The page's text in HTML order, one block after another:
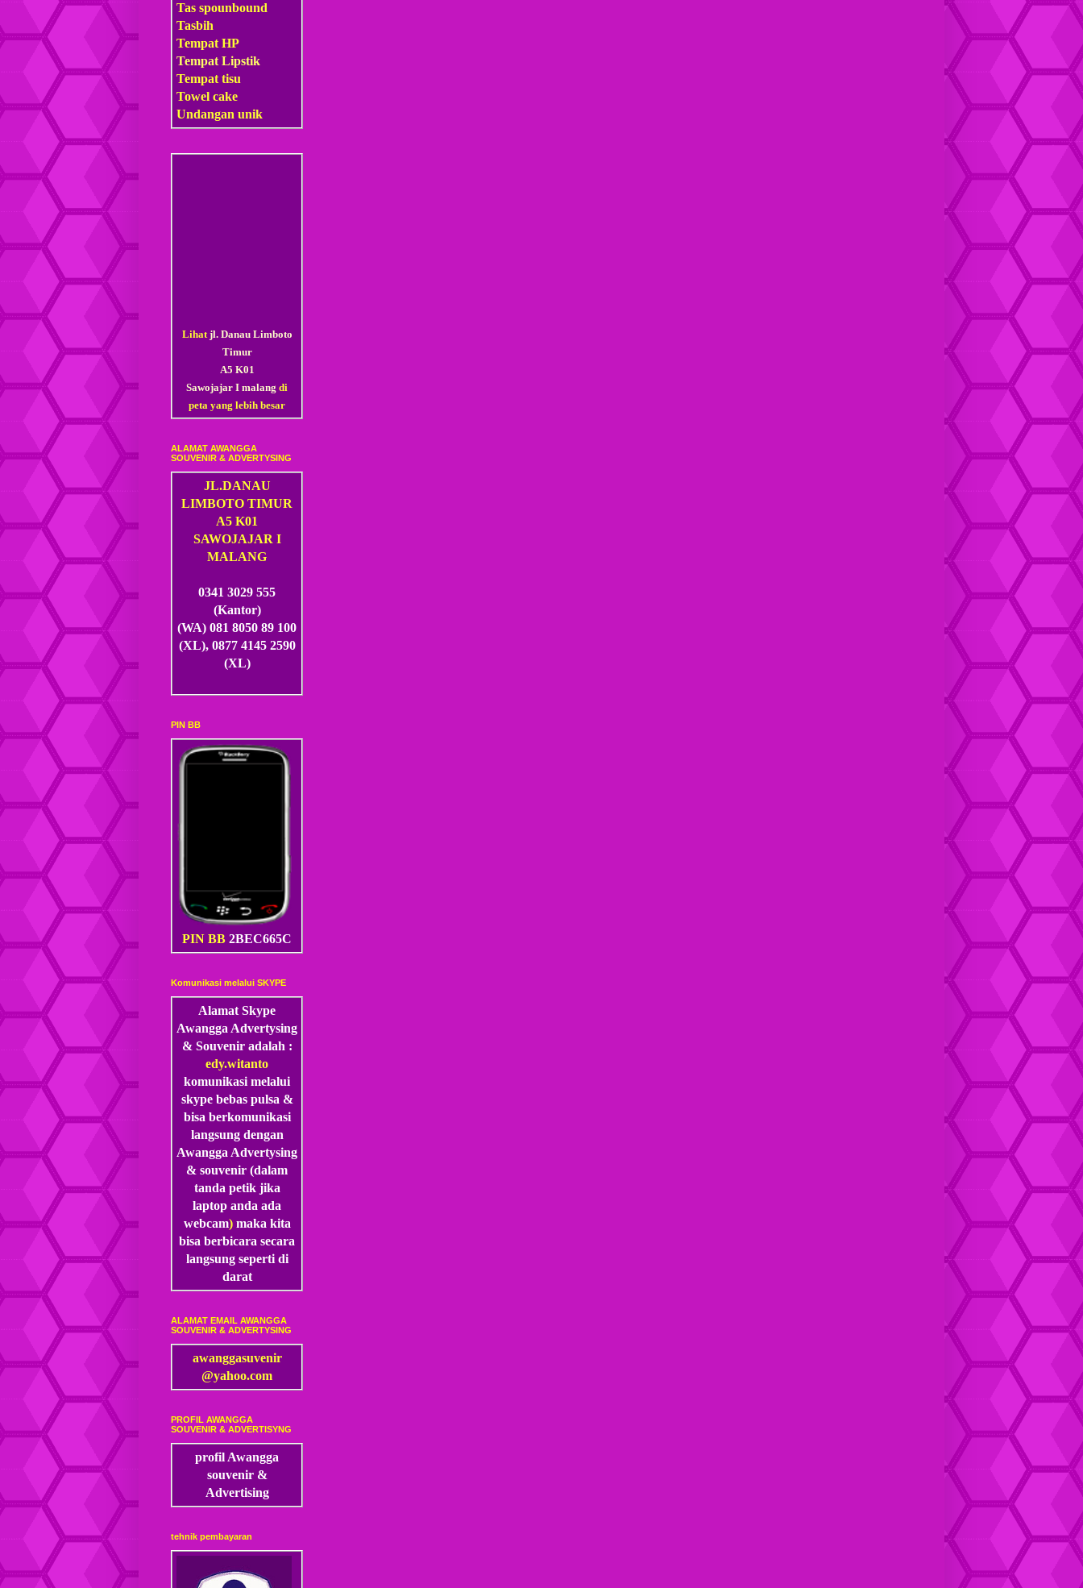
Tas spounbound
Tasbih
Tempat HP
Tempat Lipstik
Tempat tisu
Towel cake
Undangan unik
Lihatjl. Danau Limboto
Timur
A5 K01
Sawojajar I malang di
peta yang lebih besar
ALAMAT AWANGGA
SOUVENIR & ADVERTYSING
JL.DANAU
LIMBOTO TIMUR
A5 K01
SAWOJAJAR I
MALANG
0341 3029 555
(Kantor)
(WA) 081 8050 89 100
(XL), 0877 4145 2590
(XL)
PIN BB
PIN BB 2BEC665C
Komunikasi melalui SKYPE
Alamat Skype
Awangga Advertysing
& Souvenir adalah :
edy.witanto
komunikasi melalui
skype bebas pulsa &
bisa berkomunikasi
langsung dengan
Awangga Advertysing
& souvenir (dalam
tanda petik jika
laptop anda ada
webcam) maka kita
bisa berbicara secara
langsung seperti di
darat
ALAMAT EMAIL AWANGGA
SOUVENIR & ADVERTYSING
awanggasuvenir
@yahoo.com
PROFIL AWANGGA
SOUVENIR & ADVERTISYNG
profil Awangga
souvenir &
Advertising
tehnik pembayaran